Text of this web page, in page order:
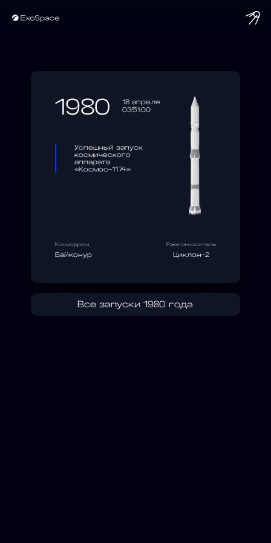
1980
18 апреля
03:51:00
Успешный запуск
космического
аппарата
«Космос-1174»
Космодром
Байконур
Ракета-носитель
Циклон-2
Все запуски 1980 года